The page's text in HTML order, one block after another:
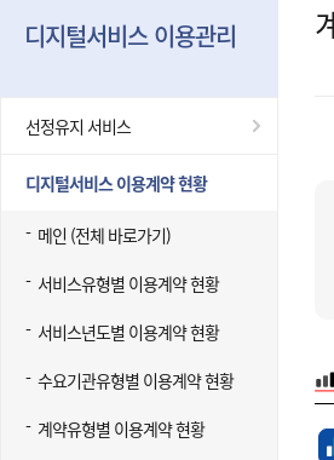
디지털서비스 이용관리
선정유지 서비스
디지털서비스 이용계약 현황
메인 (전체 바로가기)
서비스유형별 이용계약 현황
서비스년도별 이용계약 현황
수요기관유형별 이용계약 현황
계약유형별 이용계약 현황